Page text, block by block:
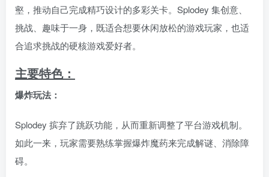
壑，推动自己完成精巧设计的多彩关卡。Splodey 集创意、
挑战、趣味于一身，既适合想要休闲放松的游戏玩家，也适
合追求挑战的硬核游戏爱好者。
主要特色：
爆炸玩法：
Splodey 摈弃了跳跃功能，从而重新调整了平台游戏机制。
如此一来，玩家需要熟练掌握爆炸魔药来完成解谜、消除障
碍。